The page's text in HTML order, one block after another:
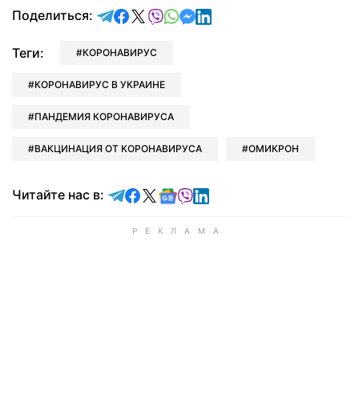
Поделиться: отправить в Telegram
поделиться в Facebook
поделиться в X
отправить в Viber
отправить в Whatsapp
отправить в Messenger
отправить в LinkedIn
Теги: КОРОНАВИРУС
КОРОНАВИРУС В УКРАИНЕ
ПАНДЕМИЯ КОРОНАВИРУСА
ВАКЦИНАЦИЯ ОТ КОРОНАВИРУСА ОМИКРОН
Читайте нас в: Читайте в Telegram
Читайте в Facebook
Читайте в X
Читайте в Google news
Читайте в Viber
Читайте в LinkedIn